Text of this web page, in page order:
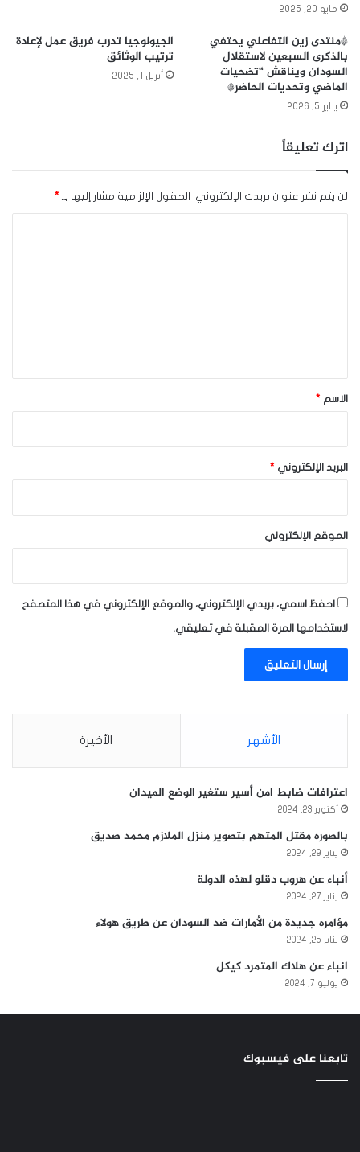
مايو 20, 2025
*منتدى زين التفاعلي يحتفي
بالذكرى السبعين لاستقلال
السودان ويناقش “تضحيات
الماضي وتحديات الحاضر*
يناير 5, 2026
الجيولوجيا تدرب فريق عمل لإعادة
ترتيب الوثائق
أبريل 1, 2025
اترك تعليقاً
لن يتم نشر عنوان بريدك الإلكتروني. الحقول الإلزامية مشار إليها بـ *
*الاسم *
البريد الإلكتروني *
الموقع الإلكتروني
احفظ اسمي، بريدي الإلكتروني، والموقع الإلكتروني في هذا المتصفح
لاستخدامها المرة المقبلة في تعليقي.
الأشهر الأخيرة
اعترافات ضابط امن أسير ستغير الوضع الميدان
أكتوبر 23, 2024
بالصوره مقتل المتهم بتصوير منزل الملازم محمد صديق
يناير 29, 2024
أنباء عن هروب دقلو لهذه الدولة
يناير 27, 2024
مؤامره جديدة من الأمارات ضد السودان عن طريق هولاء
يناير 25, 2024
انباء عن هلاك المتمرد كيكل
يوليو 7, 2024
تابعنا على فيسبوك